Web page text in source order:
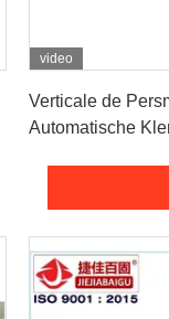
video
Verticale de
Automatische